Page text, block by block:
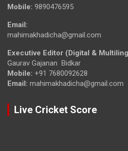
Mobile: 9890476595
Email:
mahimakhadicha@gmail.com
Executive Editor (Digital &
Gaurav Gajanan Bidkar
Mobile: +91 7680092628
Email: mahimakhadicha@gmail.com
Live Cricket Score